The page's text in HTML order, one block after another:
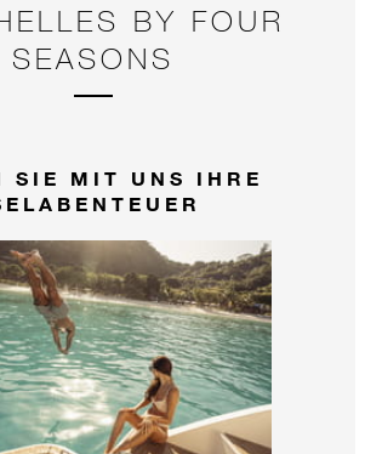
BY FOUR
SEASONS
SIE MIT UNS IHRE